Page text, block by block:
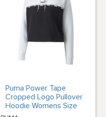
Puma Power Tape
Cropped Logo Pullover
Hoodie Womens Size
XL Casual Athletic Out